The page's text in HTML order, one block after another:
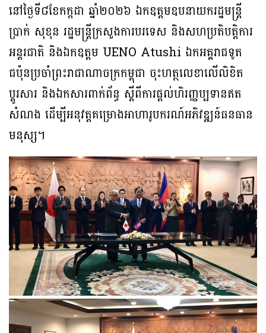
នៅថ្ងៃទី៨ខែកក្កដា ឆ្នាំ២០២៦ ឯកឧត្តមឧបនាយករដ្ឋមន្ត្រី
ប្រាក់ សុខុន រដ្ឋមន្ត្រីក្រសួងការបរទេស និងសហប្រតិបត្តិការ
អន្តរជាតិ និងឯកឧត្តម UENO Atushi ឯកអគ្គរាជទូត
ជប៉ុនប្រចាំព្រះរាជាណាចក្រកម្ពុជា ចុះហត្ថលេខាលើលិខិត
ប្តូរសារ និងឯកសារពាក់ព័ន្ធ ស្តីពីការផ្តល់ហិរញ្ញប្បទានឥត
សំណង ដើម្បីអនុវត្តគម្រោងអាហារូបករណ៍អភិវឌ្ឍន៍ធនធាន
មនុស្ស។